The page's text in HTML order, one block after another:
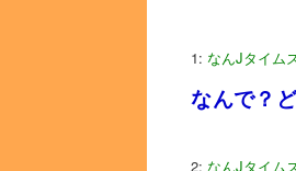
1:なんJタイム
なんで？
2:なんJタイム